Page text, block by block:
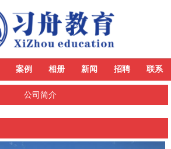
案例 相册 新闻 招聘 联系
公司简介